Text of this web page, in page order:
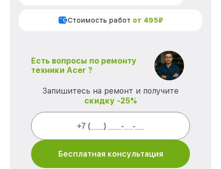
Стоимость работ от 495₽
Есть вопросы по ремонту
техники Acer ?
Запишитесь на ремонт и получите
скидку -25%
Бесплатная консультация